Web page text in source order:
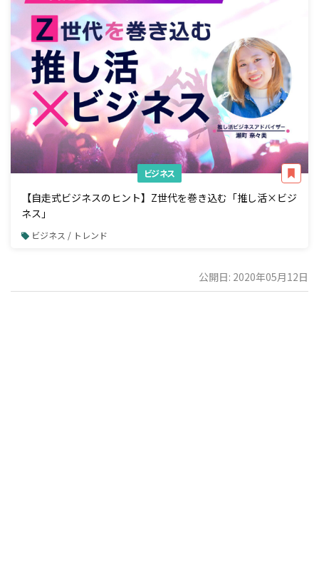
ビジネス
【自走式ビジネスのヒント】Z世代を巻き込む「推し活×ビジ
ネス」
ビジネス / トレンド
公開日: 2020年05月12日